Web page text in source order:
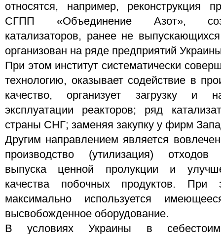
относятся, например, реконструкция
СГПП «Объединение Азот»,
катализаторов, ранее не
организован на ряде предприятий
При этом институт систематически
технологию, оказывает содействие в
качество, организует загрузку и
эксплуатации реакторов; ряд
страны СНГ; заменяя закупку у фирм
Другим направлением является
производство (утилизация)
выпуска ценной пролукции и
качества побочных продуктов. При
максимально используется
высвобожденное оборудование.
В условиях Украины в